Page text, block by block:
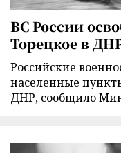
ВС России
Торецкое в
Российские
населенные
ДНР, сообщило